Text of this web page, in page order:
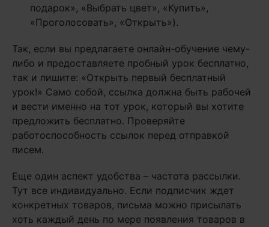
подарок», «Выбрать цвет», «Купить»,
«Проголосовать», «Открыть»).
Так, если вы предлагаете онлайн-обучение чему-
либо и предоставляете пробный урок бесплатно,
так и пишите: «Открыть первый бесплатный
урок!» Само собой, ссылка должна быть рабочей
и вести именно на тот урок, который вы хотите
предложить бесплатно. Проверяйте
работоспособность ссылок перед отправкой
писем.
Еще один аспект удобства – частота рассылки.
Тут все индивидуально. Если подписчик ждет
конкретных товаров, письма можно присылать
хоть каждый день по мере появления товаров в